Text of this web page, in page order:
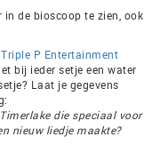
in de bioscoop te zien, ook
Triple P Entertainment
bij ieder setje een water
Laat je gegevens
die speciaal voor
nieuw liedje maakte?